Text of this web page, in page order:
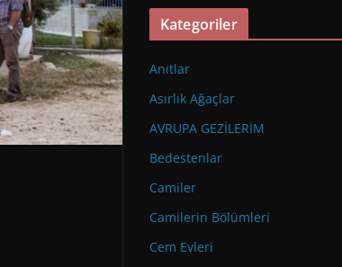
Kategoriler
Anıtlar
Asırlık Ağaçlar
AVRUPA GEZİLERİM
Bedestenlar
Camiler
Camilerin Bölümleri
Cem Evleri